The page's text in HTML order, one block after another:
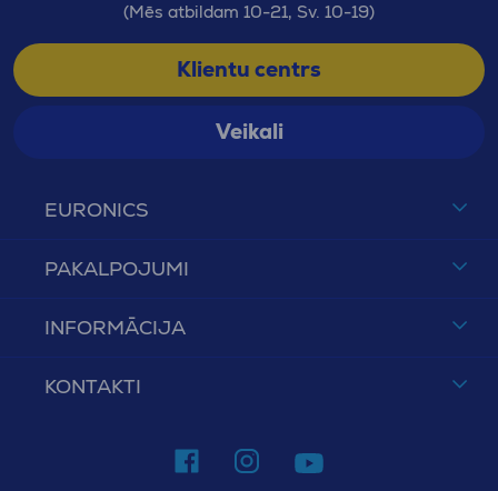
EURONICS
PAKALPOJUMI
INFORMĀCIJA
KONTAKTI
(Mēs atbildam 10-21, Sv. 10-19)
Klientu centrs
Veikali